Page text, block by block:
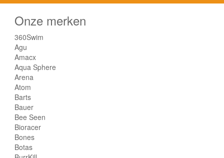
Onze merken
360Swim
Agu
Amacx
Aqua Sphere
Arena
Atom
Barts
Bauer
Bee Seen
Bioracer
Bones
Botas